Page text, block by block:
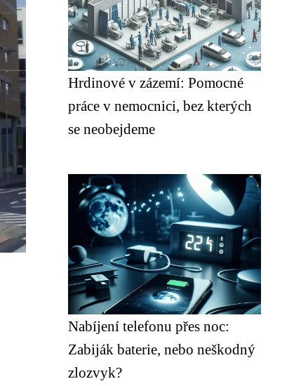
Hrdinové v zázemí: Pomocné
práce v nemocnici, bez kterých
se neobejdeme
Nabíjení telefonu přes noc:
Zabiják baterie, nebo neškodný
zlozvyk?